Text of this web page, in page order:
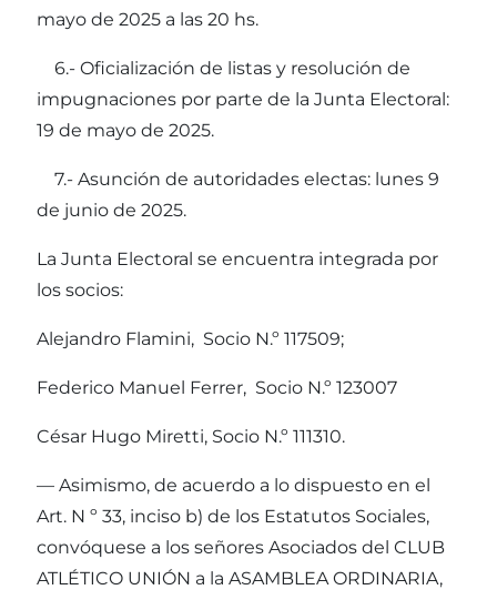
mayo de 2025 a las 20 hs.
6.- Oficialización de listas y resolución de
impugnaciones por parte de la Junta Electoral:
19 de mayo de 2025.
7.- Asunción de autoridades electas: lunes 9
de junio de 2025.
La Junta Electoral se encuentra integrada por
los socios:
Alejandro Flamini, Socio N.º 117509;
Federico Manuel Ferrer, Socio N.º 123007
César Hugo Miretti, Socio N.º 111310.
— Asimismo, de acuerdo a lo dispuesto en el
Art. N º 33, inciso b) de los Estatutos Sociales,
convóquese a los señores Asociados del CLUB
ATLÉTICO UNIÓN a la ASAMBLEA ORDINARIA,